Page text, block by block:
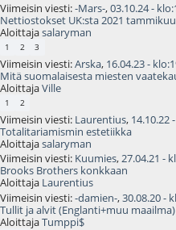
Viimeisin viesti:-Mars-,03.10.24 -
Nettiostokset UK:sta 2021
Aloittajasalaryman
1 2 3
Viimeisin viesti:Arska, 16.04.23 -
Mitä suomalaisesta miesten
AloittajaVille
1 2
Viimeisin viesti: Laurentius, 14.10.22
Totalitariamismin estetiikka
Aloittajasalaryman
Viimeisin viesti: Kuumies,27.04.21 -
Brooks Brothers konkkaan
Aloittaja Laurentius
Viimeisin viesti:-damien-,30.08.20 -
Tullit ja alvit (Englanti+muu maailma)
AloittajaTumppi$